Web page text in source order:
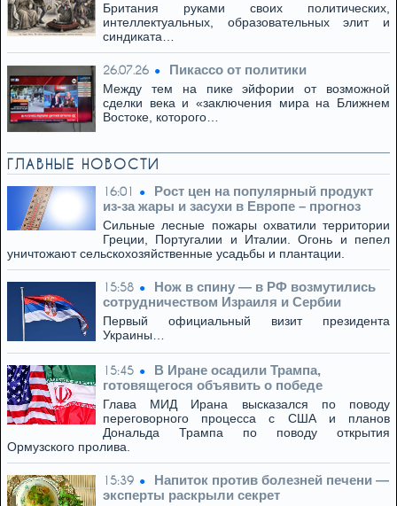
Британия руками своих политических,
интеллектуальных, образовательных элит и
синдиката…
26.07.26 Пикассо от политики
Между тем на пике эйфории от возможной
сделки века и «заключения мира на Ближнем
Востоке, которого…
ГЛАВНЫЕ НОВОСТИ
16:01
Рост цен на популярный продукт
из-за жары и засухи в Европе – прогноз
Сильные лесные пожары охватили территории
Греции, Португалии и Италии. Огонь и пепел
уничтожают сельскохозяйственные усадьбы и плантации.
15:58
Нож в спину — в РФ возмутились
сотрудничеством Израиля и Сербии
Первый официальный визит президента
Украины…
15:45
В Иране осадили Трампа,
готовящегося объявить о победе
Глава МИД Ирана высказался по поводу
переговорного процесса с США и планов
Дональда Трампа по поводу открытия
Ормузского пролива.
15:39
Напиток против болезней печени —
эксперты раскрыли секрет